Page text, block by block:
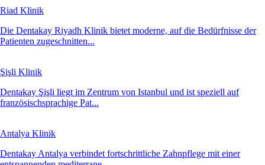
Riad Klinik
Die Dentakay Riyadh Klinik bietet moderne, auf die Bedürfnisse der
Patienten zugeschnitten...
Şişli Klinik
Dentakay Şişli liegt im Zentrum von Istanbul und ist speziell auf
französischsprachige Pat...
Antalya Klinik
Dentakay Antalya verbindet fortschrittliche Zahnpflege mit einer